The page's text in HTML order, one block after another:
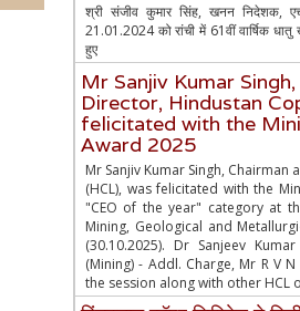
श्री संजीव कुमार सिंह, खनन निदेशक,
21.01.2024 को रांची में 61वीं वार्षिक धातु
हुए
Mr Sanjiv Kumar
Director, Hindustan
felicitated with the
Award 2025
Mr Sanjiv Kumar Singh,
(HCL), was felicitated with the
"CEO of the year" category at
Mining, Geological and
(30.10.2025). Dr Sanjeev
(Mining) - Addl. Charge, Mr R V
the session along with other HCL